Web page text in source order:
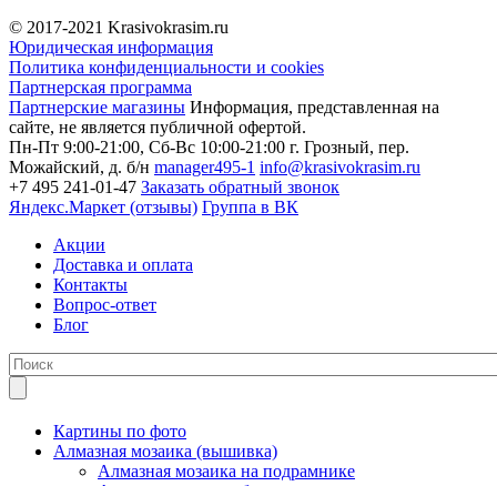
© 2017-2021 Krasivokrasim.ru
Юридическая информация
Политика конфиденциальности и cookies
Партнерская программа
Партнерские магазины Информация, представленная на
сайте, не является публичной офертой.
Пн-Пт 9:00-21:00, Сб-Вс 10:00-21:00 г. Грозный, пер.
Можайский, д. б/н manager495-1 info@krasivokrasim.ru
+7 495 241-01-47 Заказать обратный звонок
Яндекс.Маркет (отзывы) Группа в ВК
Акции
Доставка и оплата
Контакты
Вопрос-ответ
Блог
Картины по фото
Алмазная мозаика (вышивка)
Алмазная мозаика на подрамнике